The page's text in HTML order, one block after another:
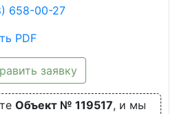
658-00-27
PDF
заявку
Объект № 119517, и мы